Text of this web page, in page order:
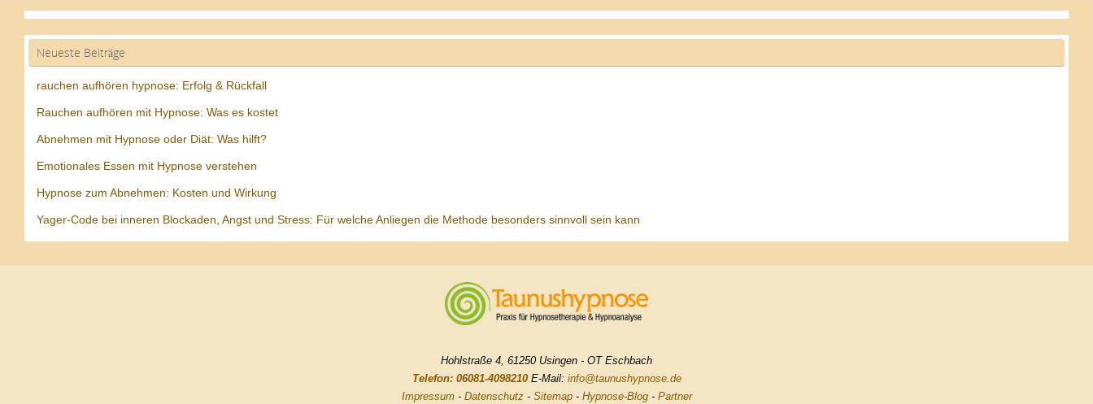
Neueste Beiträge
rauchen aufhören hypnose: Erfolg & Rückfall
Rauchen aufhören mit Hypnose: Was es kostet
Abnehmen mit Hypnose oder Diät: Was hilft?
Emotionales Essen mit Hypnose verstehen
Hypnose zum Abnehmen: Kosten und Wirkung
Yager-Code bei inneren Blockaden, Angst und Stress: Für welche Anliegen die Methode besonders sinnvoll sein kann
Hohlstraße 4, 61250 Usingen - OT Eschbach
Telefon: 06081-4098210E-Mail: info@taunushypnose.de
Impressum- Datenschutz- Sitemap- Hypnose-Blog- Partner